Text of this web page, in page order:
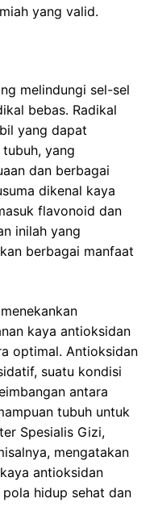
yang valid.
melindungi sel-sel
bebas. Radikal
yang dapat
yang
dan berbagai
dikenal kaya
flavonoid dan
inilah yang
berbagai manfaat
kaya antioksidan
optimal. Antioksidan
suatu kondisi
antara
tubuh untuk
Spesialis Gizi,
mengatakan
antioksidan
hidup sehat dan